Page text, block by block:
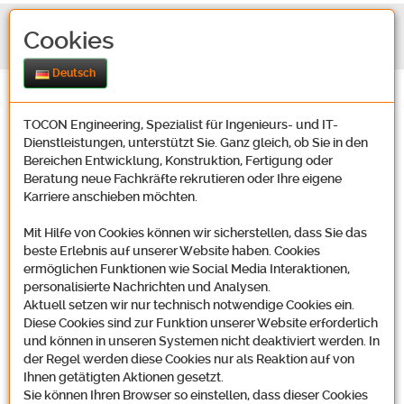
Cookies
Deutsch
TOCON Engineering, Spezialist für Ingenieurs- und IT-
Dienstleistungen, unterstützt Sie. Ganz gleich, ob Sie in den
Bereichen Entwicklung, Konstruktion, Fertigung oder
Beratung neue Fachkräfte rekrutieren oder Ihre eigene
Karriere anschieben möchten.
Mit Hilfe von Cookies können wir sicherstellen, dass Sie das
beste Erlebnis auf unserer Website haben. Cookies
ermöglichen Funktionen wie Social Media Interaktionen,
personalisierte Nachrichten und Analysen.
Aktuell setzen wir nur technisch notwendige Cookies ein.
Diese Cookies sind zur Funktion unserer Website erforderlich
und können in unseren Systemen nicht deaktiviert werden. In
der Regel werden diese Cookies nur als Reaktion auf von
Ihnen getätigten Aktionen gesetzt.
Sie können Ihren Browser so einstellen, dass dieser Cookies
Kontakt
Unsere Adresse
Tocon Engineering GmbH
Oosbachweg 22